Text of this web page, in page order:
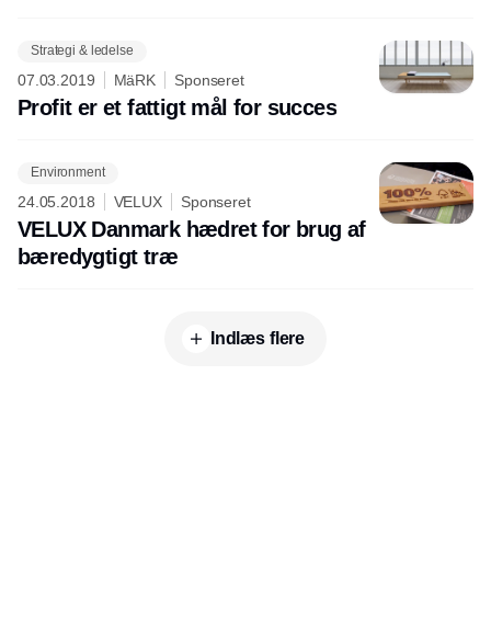
Strategi & ledelse
07.03.2019 MäRK Sponseret
Profit er et fattigt mål for succes
Environment
24.05.2018 VELUX Sponseret
VELUX Danmark hædret for brug af
bæredygtigt træ
Indlæs flere